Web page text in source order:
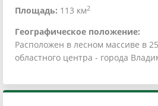
Площадь: 113 км2
Географическое положение:
Расположен в лесном массиве в
областного центра - города